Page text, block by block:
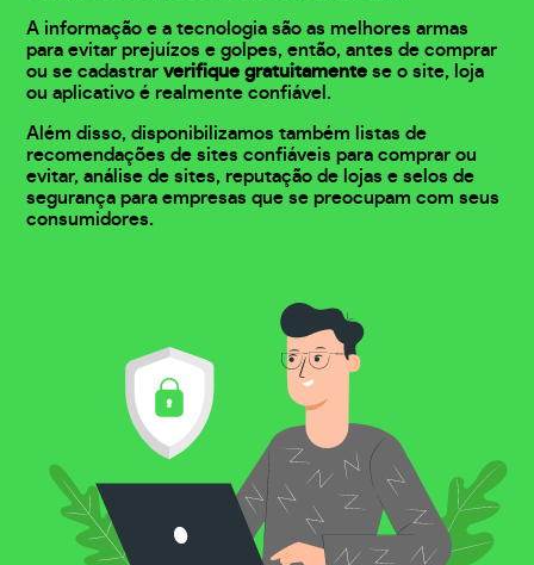
A informação e a tecnologia são as melhores armas
para evitar prejuízos e golpes, então, antes de comprar
ou se cadastrarverifique gratuitamente se o site, loja
ou aplicativo é realmente confiável.
Além disso, disponibilizamos também listas de
recomendações de sites confiáveis para comprar ou
evitar, análise de sites, reputação de lojas e selos de
segurança para empresas que se preocupam com seus
consumidores.